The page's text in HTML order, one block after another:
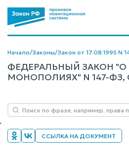
Начало/Законы/Закон от 17.08.1995 N
ФЕДЕРАЛЬНЫЙ ЗАКОН "О
МОНОПОЛИЯХ" N 147-ФЗ,
ССЫЛКА НА ДОКУМЕНТ